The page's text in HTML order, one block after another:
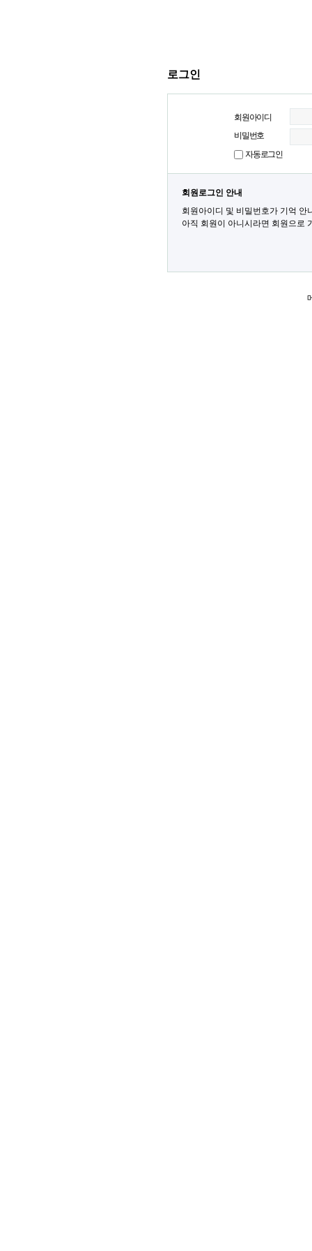
로그인
회원아이디
비밀번호
자동로그인
회원로그인 안내
회원아이디 및 비밀번호가 기억 안
아직 회원이 아니시라면 회원으로